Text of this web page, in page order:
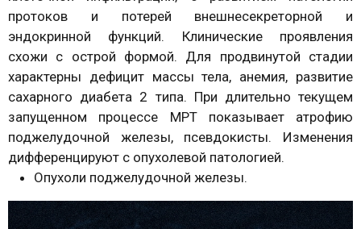
протоков и потерей внешнесекреторной и
эндокринной функций. Клинические проявления
схожи с острой формой. Для продвинутой стадии
характерны дефицит массы тела, анемия, развитие
сахарного диабета 2 типа. При длительно текущем
запущенном процессе МРТ показывает атрофию
поджелудочной железы, псевдокисты. Изменения
дифференцируют с опухолевой патологией.
Опухоли поджелудочной железы.